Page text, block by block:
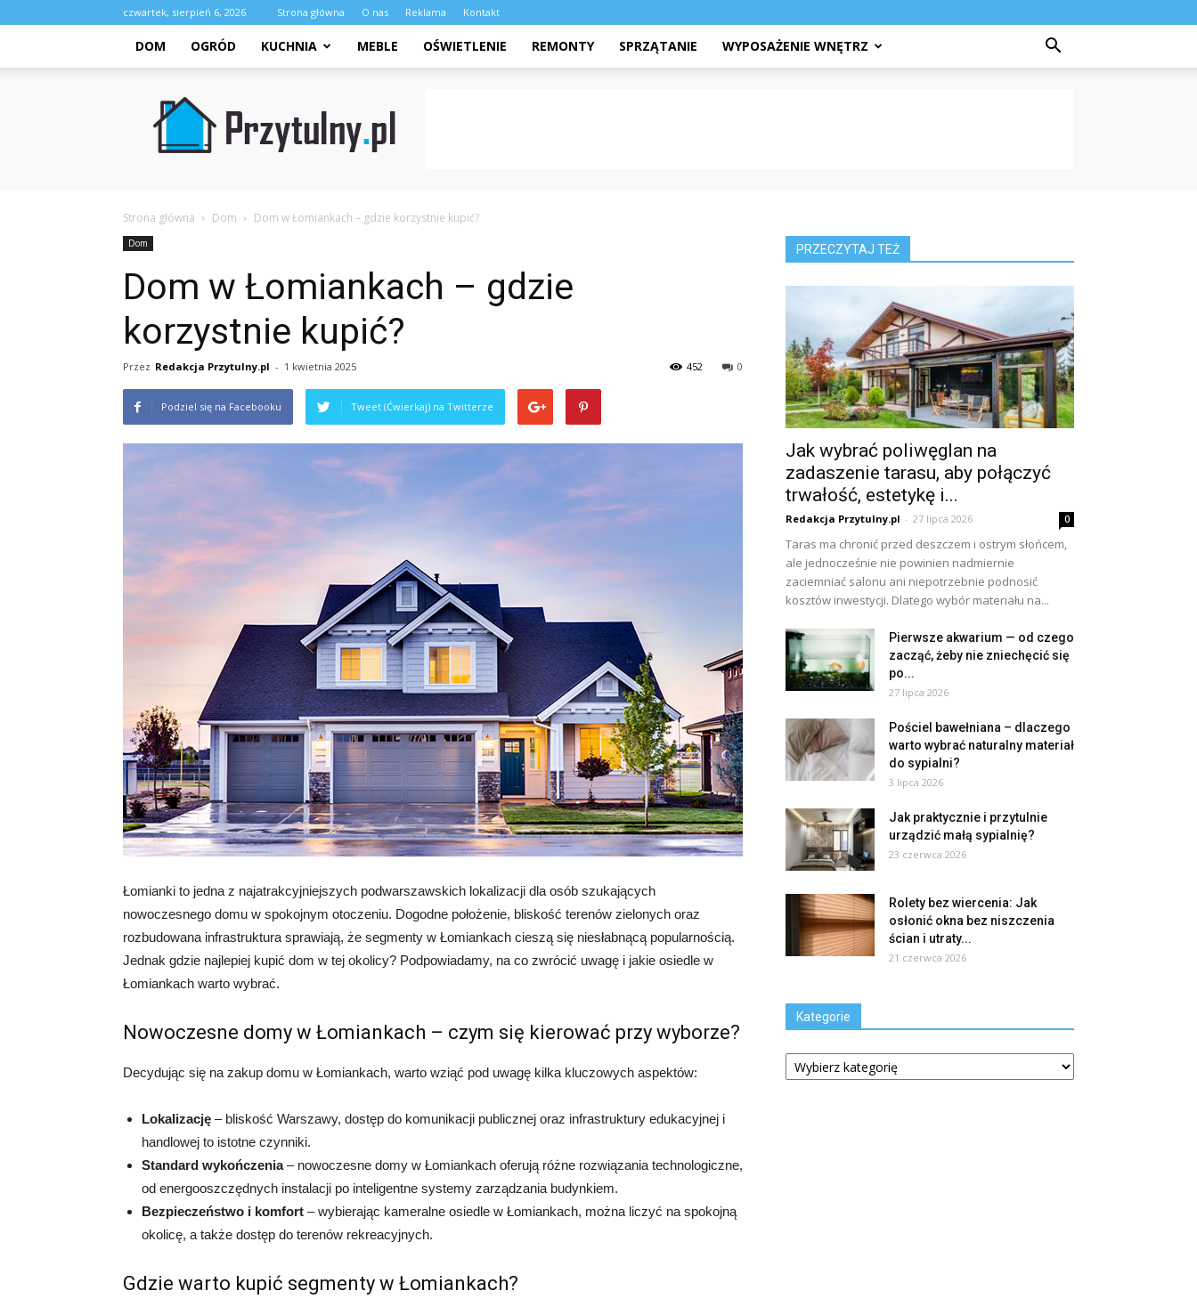
czwartek, sierpień 6, 2026 Strona główna O nas Reklama Kontakt
DOM OGRÓD KUCHNIA MEBLE OŚWIETLENIE REMONTY SPRZĄTANIE WYPOSAŻENIE WNĘTRZ
Przytulny.pl
Strona główna Dom Dom w Łomiankach – gdzie korzystnie kupić?
Dom
Dom w Łomiankach – gdzie
korzystnie kupić?
Przez Redakcja Przytulny.pl - 1 kwietnia 2025 0
452
Podziel się na Facebooku Tweet (Ćwierkaj) na Twitterze
Łomianki to jedna z najatrakcyjniejszych podwarszawskich lokalizacji dla osób szukających
nowoczesnego domu w spokojnym otoczeniu. Dogodne położenie, bliskość terenów zielonych oraz
rozbudowana infrastruktura sprawiają, że segmenty w Łomiankach cieszą się niesłabnącą popularnością.
Jednak gdzie najlepiej kupić dom w tej okolicy? Podpowiadamy, na co zwrócić uwagę i jakie osiedle w
Łomiankach warto wybrać.
Nowoczesne domy w Łomiankach – czym się kierować przy wyborze?
Decydując się na zakup domu w Łomiankach, warto wziąć pod uwagę kilka kluczowych aspektów:
Lokalizację – bliskość Warszawy, dostęp do komunikacji publicznej oraz infrastruktury edukacyjnej i
handlowej to istotne czynniki.
Standard wykończenia– nowoczesne domy w Łomiankach oferują różne rozwiązania technologiczne,
od energooszczędnych instalacji po inteligentne systemy zarządzania budynkiem.
Bezpieczeństwo i komfort – wybierając kameralne osiedle w Łomiankach, można liczyć na spokojną
okolicę, a także dostęp do terenów rekreacyjnych.
Gdzie warto kupić segmenty w Łomiankach?
PRZECZYTAJ TEŻ
Jak wybrać poliwęglan na
zadaszenie tarasu, aby połączyć
trwałość, estetykę i...
Redakcja Przytulny.pl - 27 lipca 2026 0
Taras ma chronić przed deszczem i ostrym słońcem,
ale jednocześnie nie powinien nadmiernie
zaciemniać salonu ani niepotrzebnie podnosić
kosztów inwestycji. Dlatego wybór materiału na...
Pierwsze akwarium — od czego
zacząć, żeby nie zniechęcić się
po...
27 lipca 2026
Pościel bawełniana – dlaczego
warto wybrać naturalny materiał
do sypialni?
3 lipca 2026
Jak praktycznie i przytulnie
urządzić małą sypialnię?
23 czerwca 2026
Rolety bez wiercenia: Jak
osłonić okna bez niszczenia
ścian i utraty...
21 czerwca 2026
Kategorie
Kategorie